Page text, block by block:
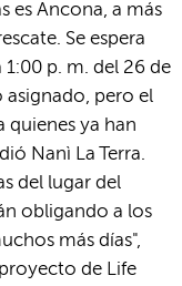
es Ancona, a más
Se espera
p. m. del 26 de
asignado, pero el
quienes ya han
Nanì La Terra.
del lugar del
obligando a los
más días",
de Life